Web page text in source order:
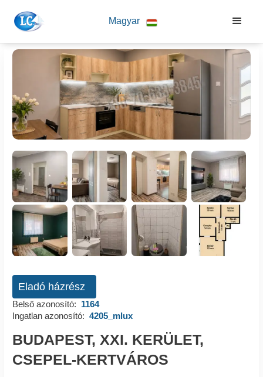
Magyar
Eladó házrész
Belső azonosító: 1164
Ingatlan azonosító: 4205_mlux
BUDAPEST, XXI. KERÜLET,
CSEPEL-KERTVÁROS